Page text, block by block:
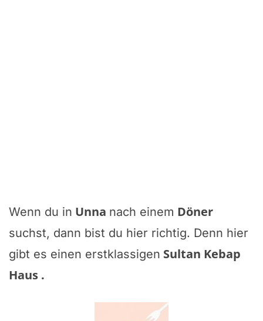
Wenn du in Unna nach einem Döner
suchst, dann bist du hier richtig. Denn hier
gibt es einen erstklassigen Sultan Kebap
Haus .